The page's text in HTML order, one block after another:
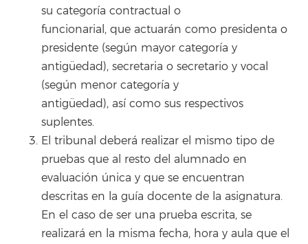
su categoría contractual o
funcionarial, que actuarán como presidenta o
presidente (según mayor categoría y
antigüedad), secretaria o secretario y vocal
(según menor categoría y
antigüedad), así como sus respectivos
suplentes.
El tribunal deberá realizar el mismo tipo de
pruebas que al resto del alumnado en
evaluación única y que se encuentran
descritas en la guía docente de la asignatura.
En el caso de ser una prueba escrita, se
realizará en la misma fecha, hora y aula que el